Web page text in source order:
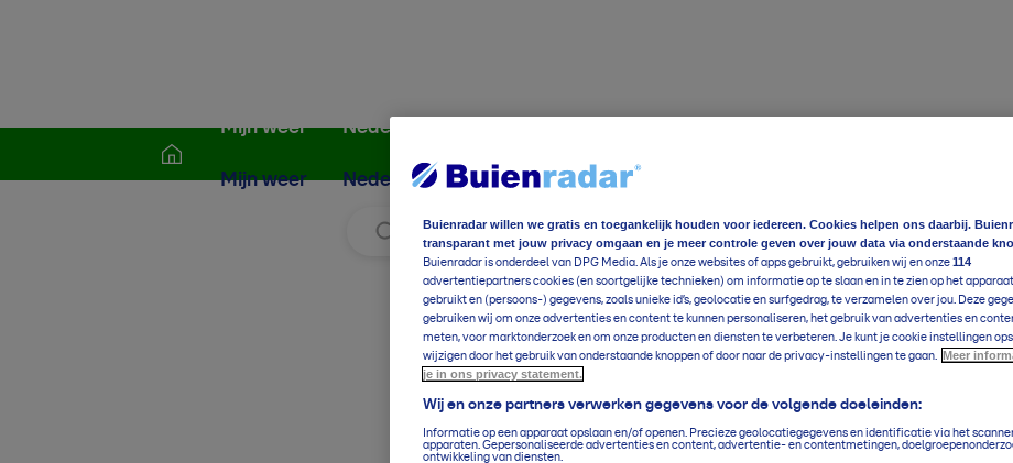
Mijn weer
Mijn weer
Nederland
Nederland Wereldwijd Foto en video
Zoek locatie 16°C Voeg toe
Buienradar willen we gratis en toegankelijk houden voor iedereen. Cookies helpen ons daarbij.
transparant met jouw privacy omgaan en je meer controle geven over jouw data via onderstaande
Buienradar is onderdeel van DPG Media. Als je onze websites of apps gebruikt, gebruiken wij en onze114
advertentiepartners cookies (en soortgelijke technieken) om informatie op te slaan en in te zien op het
gebruikt en (persoons-) gegevens, zoals unieke id’s, geolocatie en surfgedrag, te verzamelen over jou. Deze
gebruiken wij om onze advertenties en content te kunnen personaliseren, het gebruik van advertenties en
meten, voor marktonderzoek en om onze producten en diensten te verbeteren. Je kunt je cookie instellingen
wijzigen door het gebruik van onderstaande knoppen of door naar de privacy-instellingen te gaan.
Meer
je in ons privacy statement.
Wij en onze partners verwerken gegevens voor de volgende doeleinden:
Informatie op een apparaat opslaan en/of openen. Precieze geolocatiegegevens en identificatie via het
apparaten. Gepersonaliseerde advertenties en content, advertentie- en contentmetingen,
ontwikkeling van diensten.